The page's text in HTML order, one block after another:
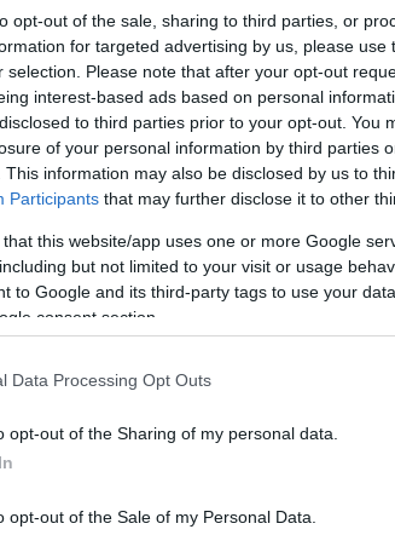
opt-out of the sale, sharing to third parties, or
for targeted advertising by us, please use
selection. Please note that after your opt-out
interest-based ads based on personal
to third parties prior to your opt-out. You
of your personal information by third parties
This information may also be disclosed by us to
Participants that may further disclose it to other
that this website/app uses one or more Google
but not limited to your visit or usage
to Google and its third-party tags to use your
consent section.
Data Processing Opt Outs
opt-out of the Sharing of my personal data.
opt-out of the Sale of my Personal Data.
not supported.
segít neki kapcsolatban
hogy kellett neki némi